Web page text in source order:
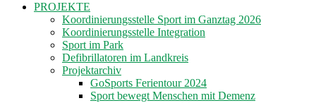
PROJEKTE
Koordinierungsstelle Sport im Ganztag 2026
Koordinierungsstelle Integration
Sport im Park
Defibrillatoren im Landkreis
Projektarchiv
GoSports Ferientour 2024
Sport bewegt Menschen mit Demenz